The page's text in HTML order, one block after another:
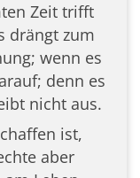
Zeit trifft
drängt zum
wenn es
denn es
nicht aus.
ist,
aber